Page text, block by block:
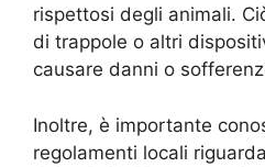
rispettosi degli animali.
di trappole o altri
causare danni o
Inoltre, è importante
regolamenti locali